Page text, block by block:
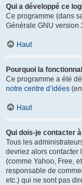
Qui a développé ce
Ce programme (dans
Générale GNU version
Haut
Pourquoi la
Ce programme a été
notre centre d’idées
Haut
Qui dois-je contacter
Tous les
devriez alors
(comme Yahoo, Free,
responsable de
etc.) qui ne sont pas